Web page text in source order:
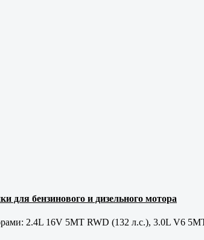
для бензинового и дизельного мотора
2.4L 16V 5MT RWD (132 л.с.), 3.0L V6